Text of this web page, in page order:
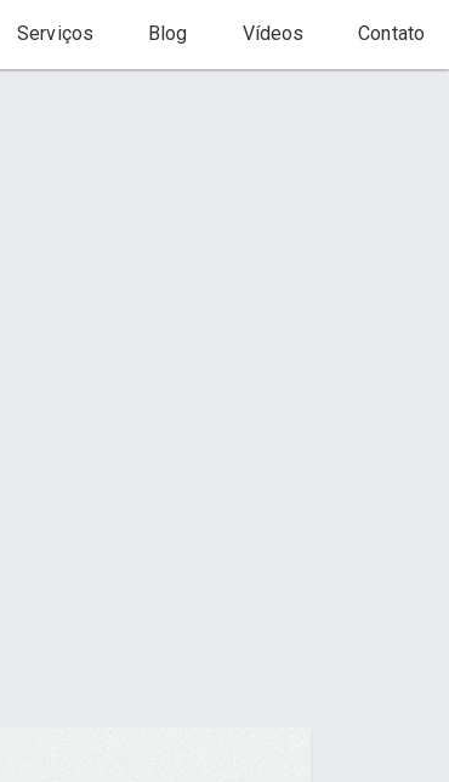
Serviços Blog Vídeos Contato